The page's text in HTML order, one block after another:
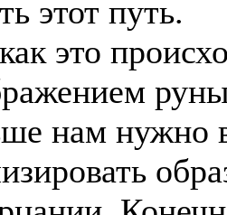
этот путь.
это
нам нужно